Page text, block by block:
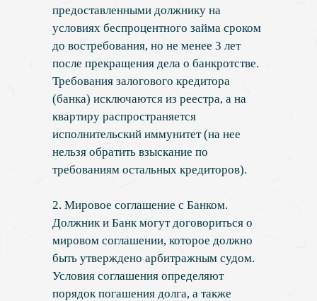
предоставленными должнику на
условиях беспроцентного займа сроком
до востребования, но не менее 3 лет
после прекращения дела о банкротстве.
Требования залогового кредитора
(банка) исключаются из реестра, а на
квартиру распространяется
исполнительский иммунитет (на нее
нельзя обратить взыскание по
требованиям остальных кредиторов).
2. Мировое соглашение с Банком.
Должник и Банк могут договориться о
мировом соглашении, которое должно
быть утверждено арбитражным судом.
Условия соглашения определяют
порядок погашения долга, а также